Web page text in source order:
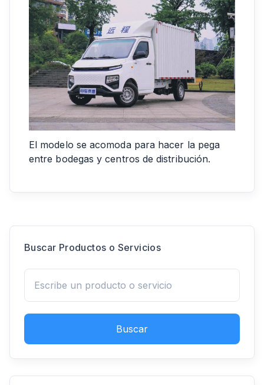
El modelo se acomoda para hacer la pega
entre bodegas y centros de distribución.
Buscar Productos o Servicios
Buscar